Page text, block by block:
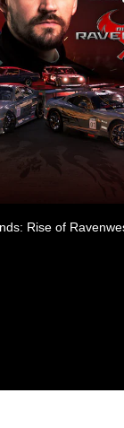
Rise of